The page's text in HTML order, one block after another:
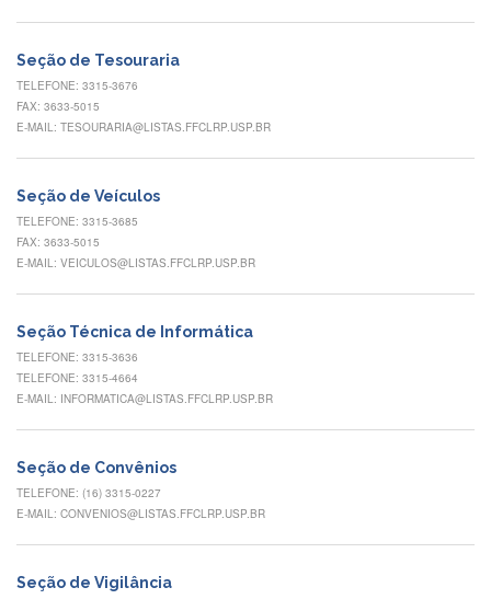
Regimento
Portarias
e
Eventos
de
Inclusão
Pertencimento
Apoio
estudantil
Você
não
Reuniões
Conheça
Formulários
Seção de Tesouraria
TELEFONE: 3315-3676
FAX: 3633-5015
E-MAIL: TESOURARIA@LISTAS.FFCLRP.USP.BR
Seção de Veículos
TELEFONE: 3315-3685
FAX: 3633-5015
E-MAIL: VEICULOS@LISTAS.FFCLRP.USP.BR
Seção Técnica de Informática
TELEFONE: 3315-3636
TELEFONE: 3315-4664
E-MAIL: INFORMATICA@LISTAS.FFCLRP.USP.BR
Seção de Convênios
TELEFONE: (16) 3315-0227
E-MAIL: CONVENIOS@LISTAS.FFCLRP.USP.BR
Seção de Vigilância